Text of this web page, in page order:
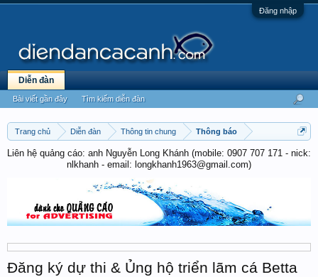
Đăng nhập
Trang chủ Diễn đàn Thông tin chung Thông báo
Liên hệ quảng cáo: anh Nguyễn Long Khánh (mobile: 0907 707 171 - nick:
nlkhanh - email: longkhanh1963@gmail.com)
Đăng ký dự thi & Ủng hộ triển lãm cá Betta
Diễn đàn
Bài viết gần đây Tìm kiếm diễn đàn